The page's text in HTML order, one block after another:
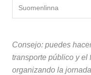
Suomenlinna
Consejo: puedes
transporte público y el
organizando la